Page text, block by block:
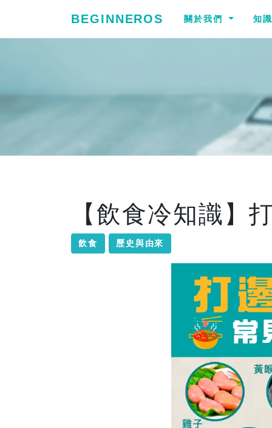
BEGINNEROS 關於我們 知
【飲食冷知識】
飲食 歷史與由來